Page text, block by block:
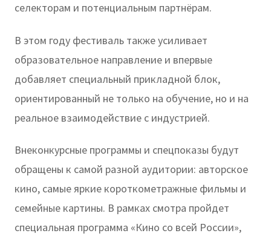
селекторам и потенциальным партнёрам.
В этом году фестиваль также усиливает
образовательное направление и впервые
добавляет специальный прикладной блок,
ориентированный не только на обучение, но и на
реальное взаимодействие с индустрией.
Внеконкурсные программы и спецпоказы будут
обращены к самой разной аудитории: авторское
кино, самые яркие короткометражные фильмы и
семейные картины. В рамках смотра пройдет
специальная программа «Кино со всей России»,